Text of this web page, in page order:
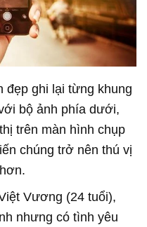
đẹp ghi lại từng khung
bộ ảnh phía dưới,
trên màn hình chụp
chúng trở nên thú vị
Vương (24 tuổi),
nhưng có tình yêu